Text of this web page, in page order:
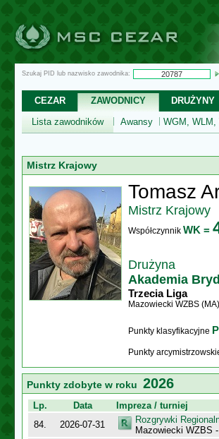
Szukaj PID lub nazwisko zawodnika:
CEZAR ZAWODNICY DRUŻYNY
Lista zawodników
Awansy WGM, WLM,
Mistrz Krajowy
Tomasz
Mistrz Krajowy
Współczynnik WK =
Drużyna
Akademia
Trzecia Liga
Mazowiecki WZBS (MA)
Punkty klasyfikacyjne
Punkty
Punkty zdobyte w roku 2026
Lp.
Data
Impreza / turniej
84.
2026-07-31
Rozgrywki
Mazowiecki WZBS